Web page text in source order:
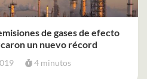
de gases de efecto
un nuevo récord
4 minutos